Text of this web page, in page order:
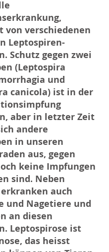
von verschiedenen
Leptospiren-
Schutz gegen zwei
(Leptospira
und
canicola) ist in der
aber in letzter Zeit
andere
in unseren
aus, gegen
keine Impfungen
sind. Neben
auch
und Nagetiere und
an diesen
Leptospirose ist
das heisst